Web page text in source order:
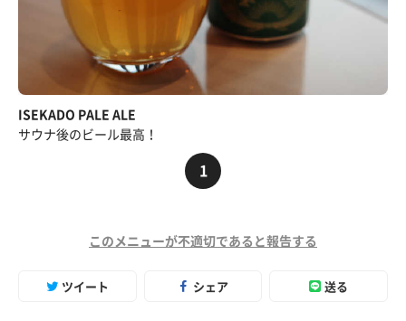
ISEKADO PALE ALE
サウナ後のビール最高！
1
このメニューが不適切であると報告する
ツイート シェア 送る